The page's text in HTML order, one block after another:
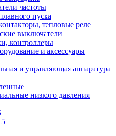
частоты
пуска
тепловые реле
выключатели
контроллеры
и аксессуары
и управляющая аппаратура
низкого давления